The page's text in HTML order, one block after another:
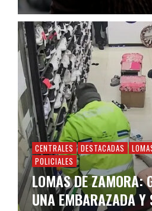
CENTRALES DESTACADAS
POLICIALES
LOMAS DE ZAMORA:
UNA EMBARAZADA Y